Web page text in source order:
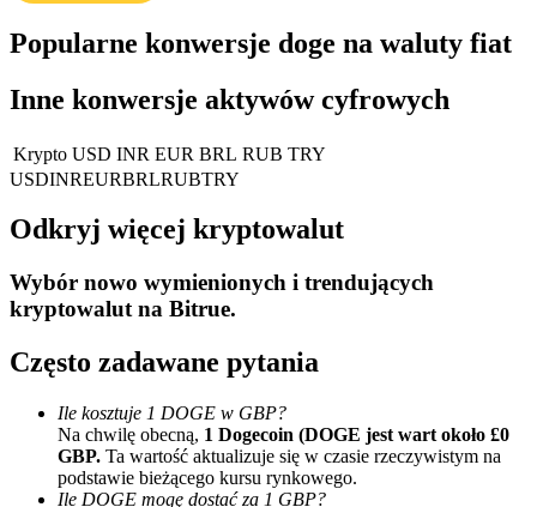
Przewodnik dla początkujących dotyczący kontraktów futures
Strategie handlowe
Popularne konwersje doge na waluty fiat
Inne konwersje aktywów cyfrowych
Krypto USD INR EUR BRL RUB TRY
USDINREURBRLRUBTRY
Odkryj więcej kryptowalut
Wybór nowo wymienionych i trendujących
kryptowalut na Bitrue.
Często zadawane pytania
Ile kosztuje 1 DOGE w GBP?
Na chwilę obecną, 1 Dogecoin (DOGE jest wart około £0
GBP. Ta wartość aktualizuje się w czasie rzeczywistym na
podstawie bieżącego kursu rynkowego.
Ile DOGE mogę dostać za 1 GBP?